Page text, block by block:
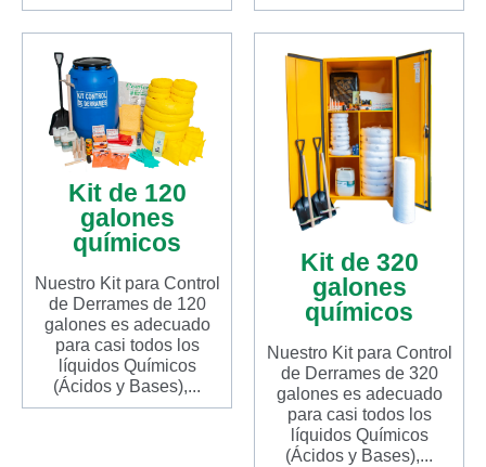
Kit de 120
galones
químicos
Nuestro Kit para Control
de Derrames de 120
galones es adecuado
para casi todos los
líquidos Químicos
(Ácidos y Bases),...
Kit de 320
galones
químicos
Nuestro Kit para Control
de Derrames de 320
galones es adecuado
para casi todos los
líquidos Químicos
(Ácidos y Bases),...